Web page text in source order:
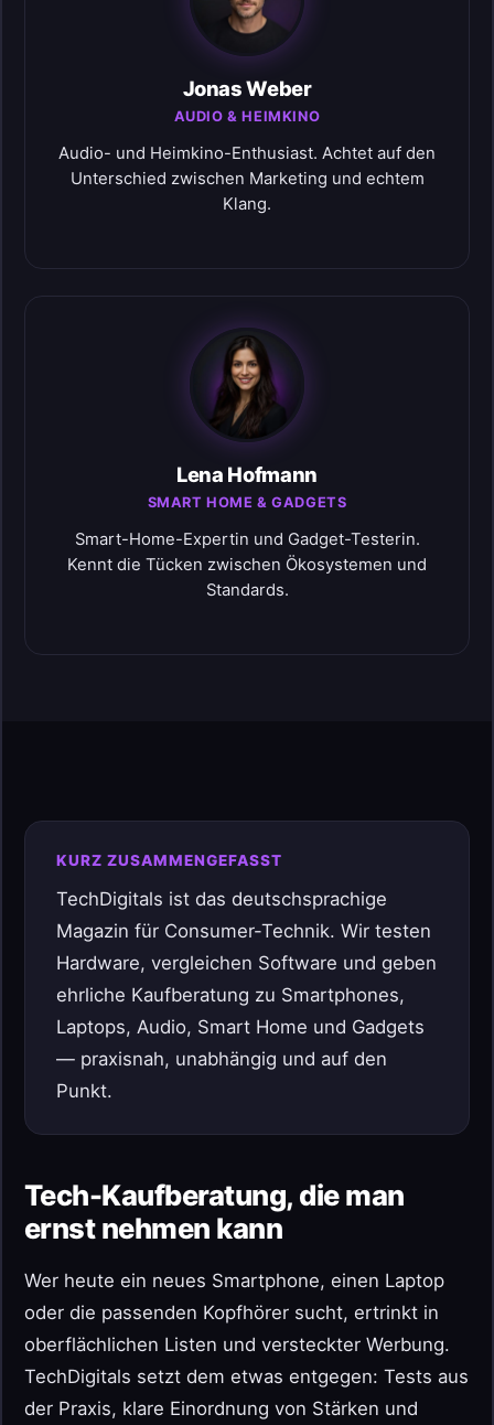
Jonas Weber
AUDIO & HEIMKINO
Audio- und Heimkino-Enthusiast. Achtet auf den
Unterschied zwischen Marketing und echtem
Klang.
Lena Hofmann
SMART HOME & GADGETS
Smart-Home-Expertin und Gadget-Testerin.
Kennt die Tücken zwischen Ökosystemen und
Standards.
KURZ ZUSAMMENGEFASST
TechDigitals ist das deutschsprachige
Magazin für Consumer-Technik. Wir testen
Hardware, vergleichen Software und geben
ehrliche Kaufberatung zu Smartphones,
Laptops, Audio, Smart Home und Gadgets
— praxisnah, unabhängig und auf den
Punkt.
Tech-Kaufberatung, die man
ernst nehmen kann
Wer heute ein neues Smartphone, einen Laptop
oder die passenden Kopfhörer sucht, ertrinkt in
oberflächlichen Listen und versteckter Werbung.
TechDigitals setzt dem etwas entgegen: Tests aus
der Praxis, klare Einordnung von Stärken und